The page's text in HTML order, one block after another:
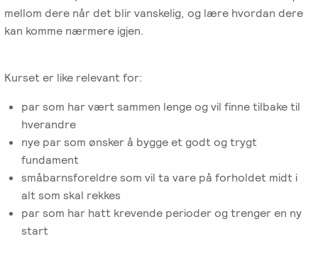
-
for
terapeuter
EFST
-
Videreutdanning
for
ved
IPR
om
Psyflix
Ofte
stilte
spørsmål
Forskning
EFT
Arbeidsrettet
behandling
Adopsjonsrapport
Terapi
(NIEFT)
Bli
i
NIEFT
EFT-
terapeuter
i
Norge
mellom dere når det blir vanskelig, og lære hvordan dere
kan komme nærmere igjen.
Kurset er like relevant for:
par som har vært sammen lenge og vil finne tilbake til
hverandre
nye par som ønsker å bygge et godt og trygt
fundament
småbarnsforeldre som vil ta vare på forholdet midt i
alt som skal rekkes
par som har hatt krevende perioder og trenger en ny
start